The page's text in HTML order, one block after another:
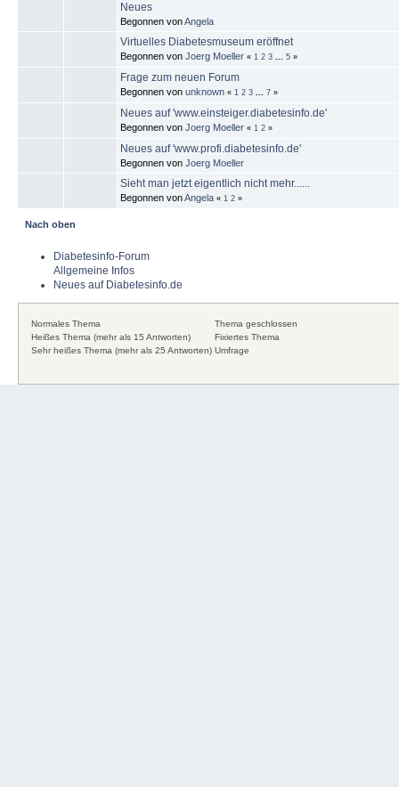
Neues
Begonnen vonAngela
Virtuelles Diabetesmuseum eröffnet
Begonnen von Joerg Moeller « 1 2 3 ... 5 »
Frage zum neuen Forum
Begonnen von unknown « 1 2 3 ... 7 »
Neues auf 'www.einsteiger.diabetesinfo.de'
Begonnen von Joerg Moeller « 1 2 »
Neues auf 'www.profi.diabetesinfo.de'
Begonnen von Joerg Moeller
Sieht man jetzt eigentlich nicht mehr......
Begonnen vonAngela « 1 2 »
Nach oben
Diabetesinfo-Forum
Allgemeine Infos
Neues auf Diabetesinfo.de
Normales Thema
Heißes Thema (mehr als 15 Antworten)
Sehr heißes Thema (mehr als 25 Antworten)
Thema geschlossen
Fixiertes Thema
Umfrage